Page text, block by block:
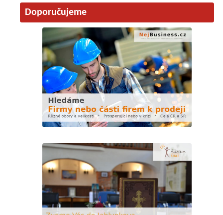
Doporučujeme